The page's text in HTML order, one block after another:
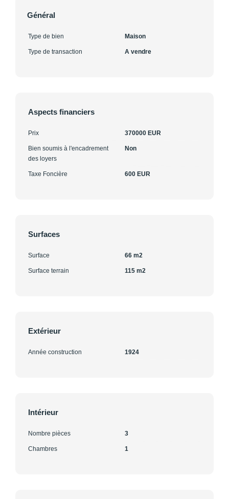
Général
Type de bien Maison
Type de transaction A vendre
Aspects financiers
Prix 370000 EUR
Bien soumis à l'encadrement
des loyers
Non
Taxe Foncière 600 EUR
Surfaces
Surface 66 m2
Surface terrain 115 m2
Extérieur
Année construction 1924
Intérieur
Nombre pièces 3
Chambres 1